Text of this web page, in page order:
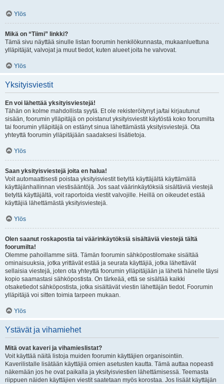
Ylös
Mikä on “Tiimi” linkki?
Tämä sivu näyttää sinulle listan foorumin henkilökunnasta, mukaanluettuna
ylläpitäjät, valvojat ja muut tiedot, kuten alueet joita he valvovat.
Ylös
Yksityisviestit
En voi lähettää yksityisviestejä!
Tähän on kolme mahdollista syytä. Et ole rekisteröitynyt ja/tai kirjautunut
sisään, foorumin ylläpitäjä on poistanut yksityisviestit käytöstä koko foorumilta
tai foorumin ylläpitäjä on estänyt sinua lähettämästä yksityisviestejä. Ota
yhteyttä foorumin ylläpitäjään saadaksesi lisätietoja.
Ylös
Saan yksityisviestejä joita en halua!
Voit automaattisesti poistaa yksityisviestit tietyltä käyttäjältä käyttämällä
käyttäjänhallinnan viestisääntöjä. Jos saat väärinkäytöksiä sisältäviä viestejä
tietyltä käyttäjältä, voit raportoida viestit valvojille. Heillä on oikeudet estää
käyttäjiä lähettämästä yksityisviestejä.
Ylös
Olen saanut roskapostia tai väärinkäytöksiä sisältäviä viestejä tältä
foorumilta!
Olemme pahoillamme siitä. Tämän foorumin sähköpostilomake sisältää
ominaisuuksia, jotka yrittävät estää ja seurata käyttäjiä, jotka lähettävät
sellaisia viestejä, joten ota yhteyttä foorumin ylläpitäjään ja lähetä hänelle täysi
kopio saamastasi sähköpostista. On tärkeää, että se sisältää kaikki
otsaketiedot sähköpostista, jotka sisältävät viestin lähettäjän tiedot. Foorumin
ylläpitäjä voi sitten toimia tarpeen mukaan.
Ylös
Ystävät ja vihamiehet
Mitä ovat kaveri ja vihamieslistat?
Voit käyttää näitä listoja muiden foorumin käyttäjien organisointiin.
Kaverilistalle lisätään käyttäjiä omien asetusten kautta. Tämä auttaa nopeasti
näkemään jos he ovat paikalla ja yksityisviestien lähettämisessä. Teemasta
riippuen näiden käyttäjien viestit saatetaan myös korostaa. Jos lisäät käyttäjän